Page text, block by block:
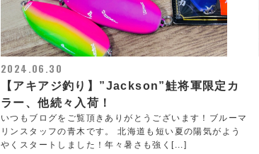
2024.06.30
【アキアジ釣り】”Jackson”鮭将軍限定カ
ラー、他続々入荷！
いつもブログをご覧頂きありがとうございます！ブルーマ
リンスタッフの青木です。 北海道も短い夏の陽気がよう
やくスタートしました！年々暑さも強く[...]